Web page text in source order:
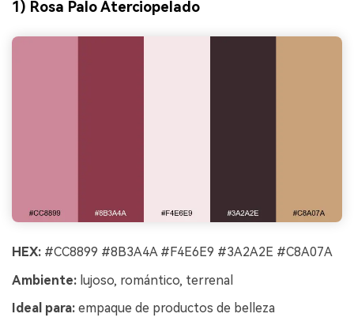
1) Rosa Palo Aterciopelado
HEX: #CC8899 #8B3A4A #F4E6E9 #3A2A2E #C8A07A
Ambiente: lujoso, romántico, terrenal
Ideal para: empaque de productos de belleza